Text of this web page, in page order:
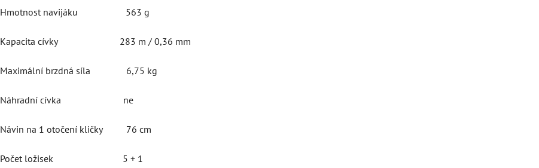
Hmotnost navijáku 563 g
Kapacita cívky 283 m / 0,36 mm
Maximální brzdná síla 6,75 kg
Náhradní cívka ne
Návin na 1 otočení kličky 76 cm
Počet ložisek 5 + 1